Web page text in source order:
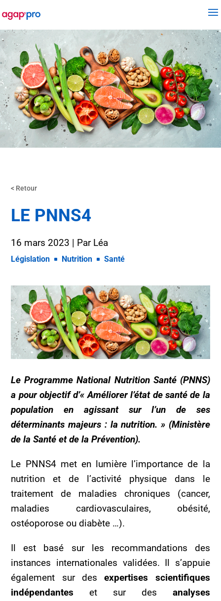
< Retour
LE PNNS4
16 mars 2023 | Par Léa
Législation Nutrition Santé
LeProgramme National Nutrition Santé(PNNS)
a pour objectifd’«Améliorerl’état de santé de la
population en agissant sur l’un de ses
déterminants majeurs : la nutrition. » (Ministère
de la Santé et de la Prévention).
Le PNNS4 met en lumière l’importance de la
nutrition et de l’activité physique dans le
traitement de maladies chroniques (cancer,
maladies cardiovasculaires, obésité,
ostéoporose ou diabète …).
Il est basé sur les recommandations des
instances internationales validées. Il s’appuie
également sur desexpertises scientifiques
indépendantes et sur des analyses